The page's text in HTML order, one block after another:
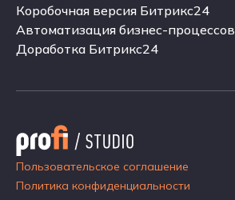
Сквозная аналитика
Коробочная версия Битрикс24
Коробочная версия Битрикс24
Автоматизация бизнес-процессов
Автоматизация бизнес-процессов
Доработка Битрикс24
Пользовательское соглашение
Политика конфиденциальности